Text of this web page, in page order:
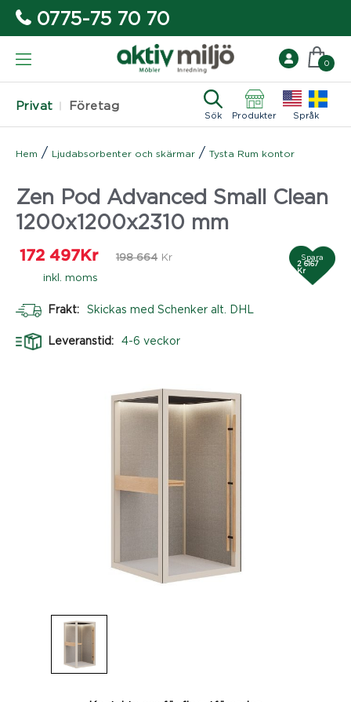
0775-75 70 70
Privat Företag
Sök Produkter Språk
0
Hem / Ljudabsorbenter och skärmar / Tysta Rum kontor
Zen Pod Advanced Small Clean
1200x1200x2310 mm
172 497 Kr
inkl. moms
198 664 Kr Spara
2 6167
Kr
Frakt: Skickas med Schenker alt. DHL
Leveranstid: 4-6 veckor